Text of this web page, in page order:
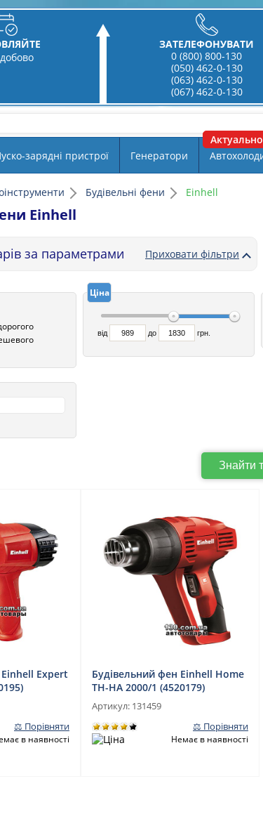
ЗАТЕЛЕФОНУВАТИ
0 (800) 800-130
(050) 462-0-130
(063) 462-0-130
(067) 462-0-130
зарядні пристрої Генератори
Будівельні фени Einhell
Einhell
за параметрами Приховати фільтри
Ціна
від до грн.
Знайти
Expert
⚖ Порівняти
в наявності
Будівельний фен Einhell Home
TH-HA 2000/1 (4520179)
Артикул: 131459
⚖ Порівняти
Немає в наявності